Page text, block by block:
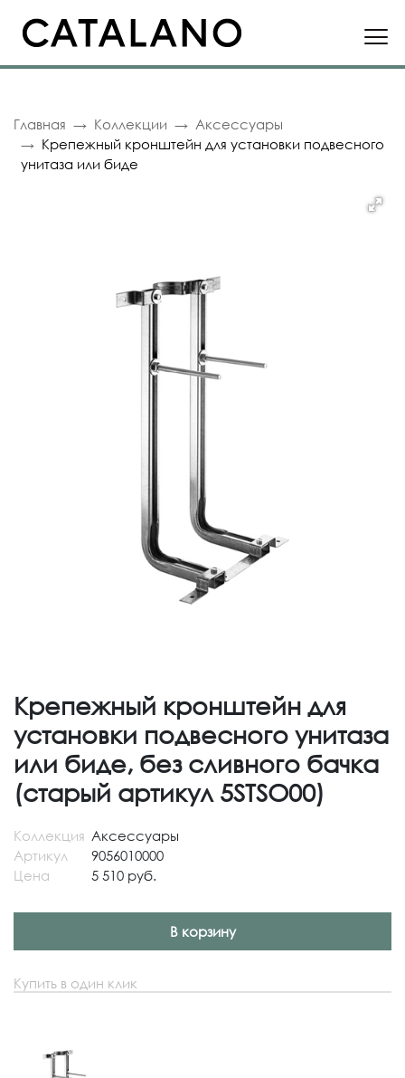
Главная Коллекции
Аксессуары
Крепежный кронштейн для установки подвесного
унитаза или биде
Крепежный кронштейн для
установки подвесного унитаза
или биде, без сливного бачка
(старый артикул 5STSO00)
Коллекция Аксессуары
Артикул
9056010000
Цена
5 510 руб.
В корзину
Купить в один клик